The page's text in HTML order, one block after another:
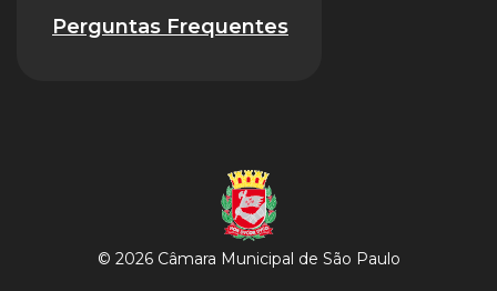
Perguntas Frequentes
© 2026 Câmara Municipal de São Paulo